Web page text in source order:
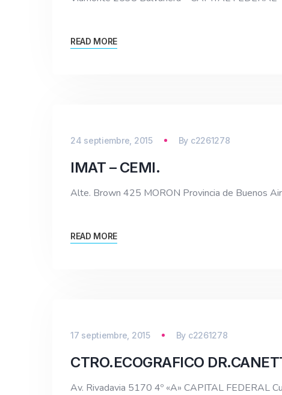
READ MORE
24 septiembre, 2015 By c2261278
IMAT – CEMI.
Alte. Brown 425 MORON Provincia de
READ MORE
17 septiembre, 2015 By c2261278
CTRO.ECOGRAFICO
Av. Rivadavia 5170 4º «A» CAPITAL